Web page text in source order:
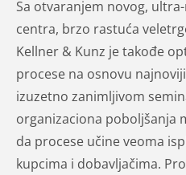
Sa otvaranjem novog,
centra, brzo rastuća
Kellner & Kunz je takođe
procese na osnovu
izuzetno zanimljivom
organizaciona poboljšanja
da procese učine veoma
kupcima i dobavljačima.